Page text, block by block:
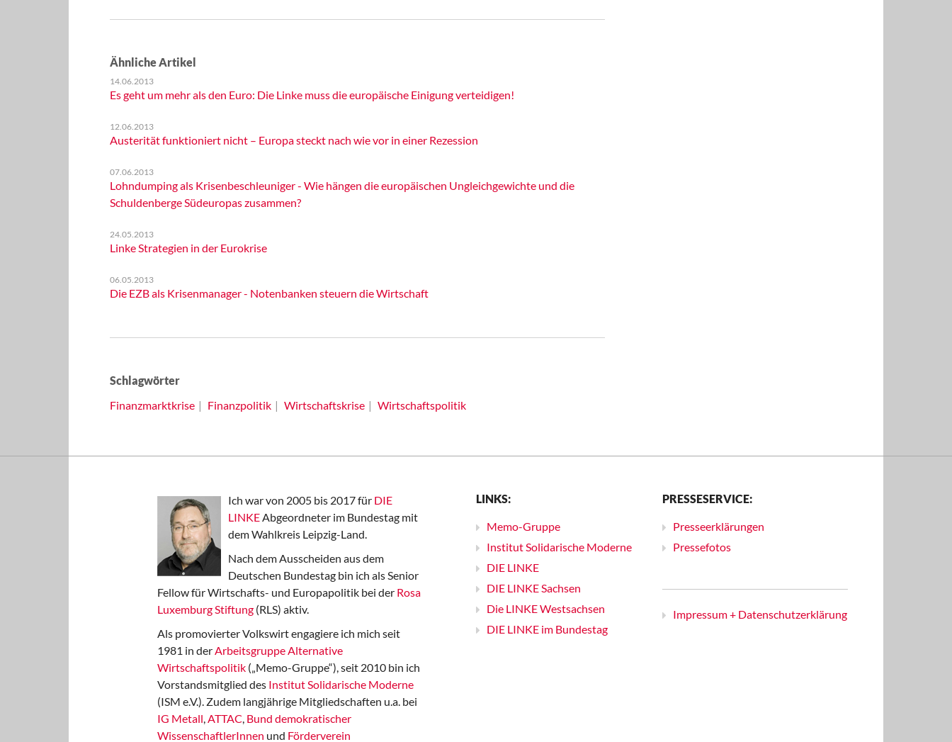
Ähnliche Artikel
14.06.2013
Es geht um mehr als den Euro: Die Linke muss die europäische Einigung verteidigen!
12.06.2013
Austerität funktioniert nicht – Europa steckt nach wie vor in einer Rezession
07.06.2013
Lohndumping als Krisenbeschleuniger - Wie hängen die europäischen Ungleichgewichte und die
Schuldenberge Südeuropas zusammen?
24.05.2013
Linke Strategien in der Eurokrise
06.05.2013
Die EZB als Krisenmanager - Notenbanken steuern die Wirtschaft
Schlagwörter
Finanzmarktkrise
Finanzpolitik Wirtschaftskrise Wirtschaftspolitik
Ich war von 2005 bis 2017 für DIE
LINKEAbgeordneter im Bundestag mit
dem Wahlkreis Leipzig-Land.
Nach dem Ausscheiden aus dem
Deutschen Bundestag bin ich als Senior
Fellow für Wirtschafts- und Europapolitik bei der Rosa
Luxemburg Stiftung (RLS) aktiv.
Als promovierter Volkswirt engagiere ich mich seit
1981 in derArbeitsgruppe Alternative
Wirtschaftspolitik („Memo-Gruppe“), seit 2010 bin ich
Vorstandsmitglied des Institut Solidarische Moderne
(ISM e.V.). Zudem langjährige Mitgliedschaften u.a. bei
IG Metall,ATTAC, Bund demokratischer
WissenschaftlerInnen und Förderverein
LINKS:
Memo-Gruppe
Institut Solidarische Moderne
DIE LINKE
DIE LINKE Sachsen
Die LINKE Westsachsen
DIE LINKE im Bundestag
PRESSESERVICE:
Presseerklärungen
Pressefotos
Impressum + Datenschutzerklärung